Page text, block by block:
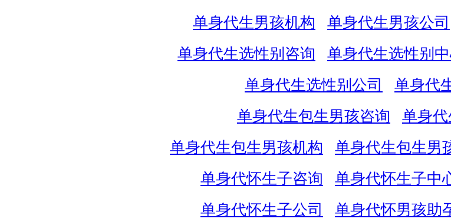
单身代生男孩机构
单身代生男孩公司
单身代生选性别咨询
单身代生选性别
单身代生选性别公司
单身代
单身代生包生男孩咨询
单身
单身代生包生男孩机构
单身代生包生男
单身代怀生子咨询
单身代怀生子中
单身代怀生子公司
单身代怀男孩助